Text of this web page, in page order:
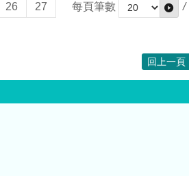
26 27 每頁筆數 /
回上一頁